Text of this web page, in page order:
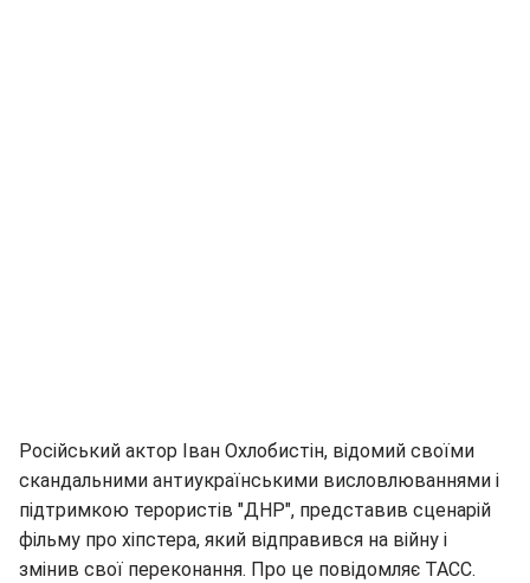
Російський актор Іван Охлобистін, відомий своїми
скандальними антиукраїнськими висловлюваннями і
підтримкою терористів "ДНР", представив сценарій
фільму про хіпстера, який відправився на війну і
змінив свої переконання. Про це повідомляє ТАСС.